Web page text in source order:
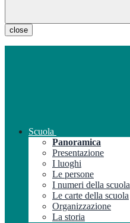
close
Scuola
Panoramica
Presentazione
I luoghi
Le persone
I numeri della scuola
Le carte della scuola
Organizzazione
La storia